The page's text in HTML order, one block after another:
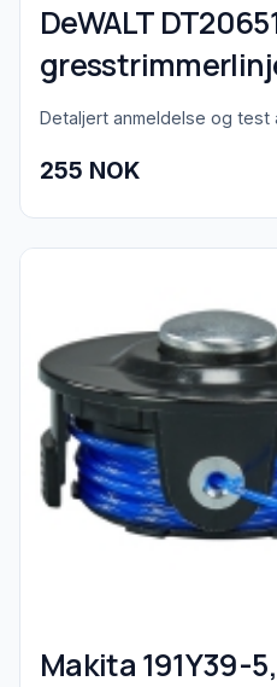
DeWALT
m
Detaljert anmeldelse og
255 NOK
Makita 191Y39-